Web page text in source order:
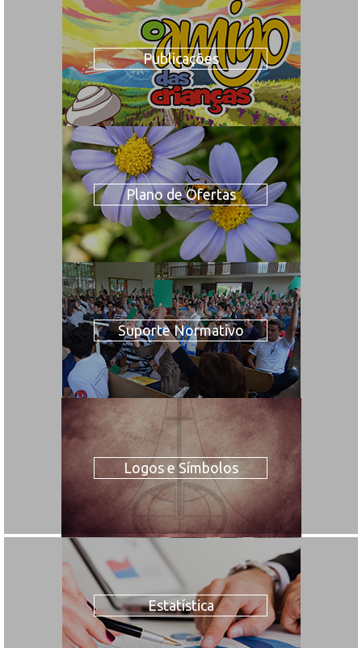
Publicações
Plano de Ofertas
Suporte Normativo
Logos e Símbolos
Estatística